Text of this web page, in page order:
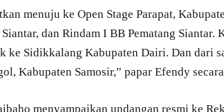
menuju ke Open Stage Parapat,
dan Rindam I BB Pematang
ke Sidikkalang Kabupaten Dairi. Dan dari
Kabupaten Samosir,” papar Efendy
menyampaikan undangan resmi ke